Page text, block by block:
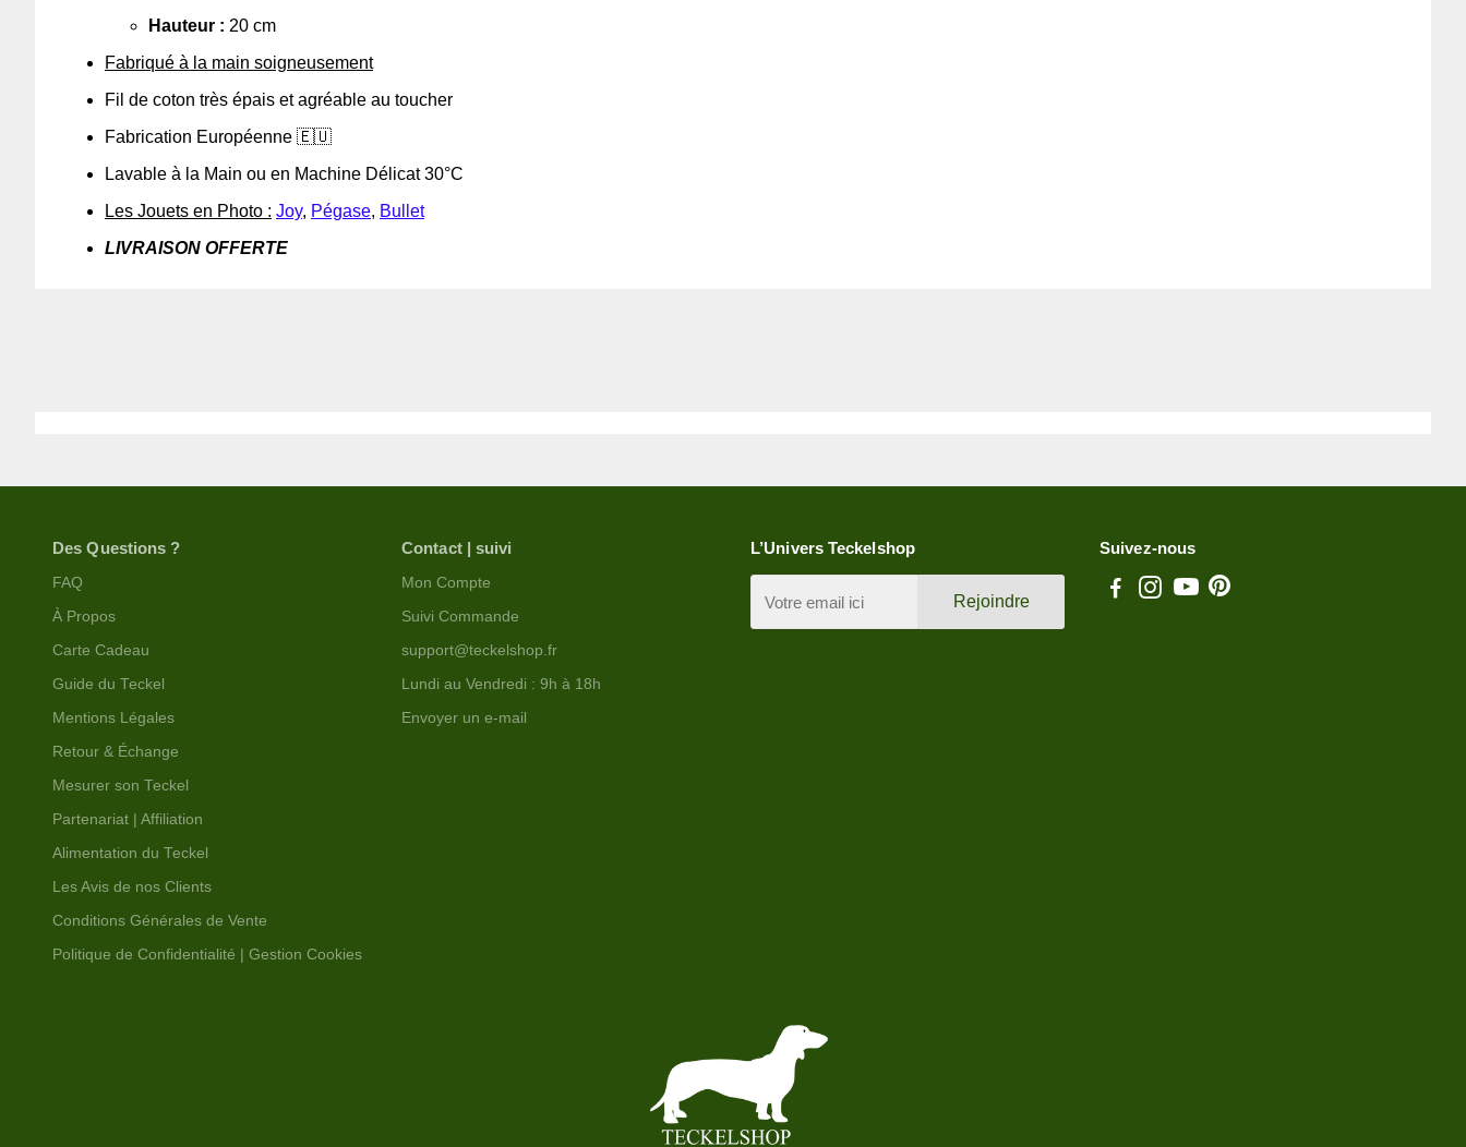
Hauteur : 20 cm
Fabriqué à la main soigneusement
Fil de coton très épais et agréable au toucher
Fabrication Européenne 🇪🇺
Lavable à la Main ou en Machine Délicat 30°C
Les Jouets en Photo : Joy, Pégase, Bullet
LIVRAISON OFFERTE
Des Questions ?
FAQ
À Propos
Carte Cadeau
Guide du Teckel
Mentions Légales
Retour & Échange
Mesurer son Teckel
Partenariat | Affiliation
Alimentation du Teckel
Les Avis de nos Clients
Conditions Générales de Vente
Politique de Confidentialité | Gestion Cookies
Contact | suivi
Mon Compte
Suivi Commande
support@teckelshop.fr
Lundi au Vendredi : 9h à 18h
Envoyer un e-mail
L’Univers Teckelshop
Rejoindre
Suivez-nous